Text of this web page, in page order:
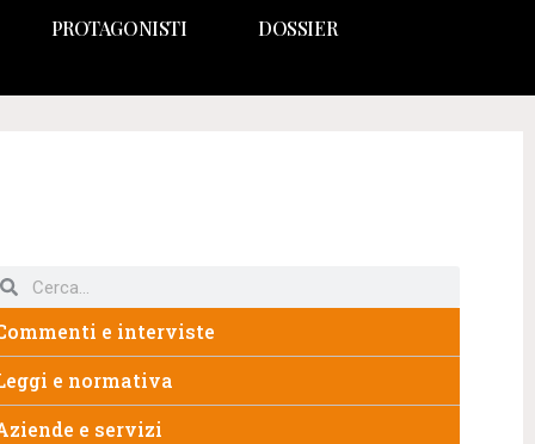
PROTAGONISTI DOSSIER
e interviste
e normativa
e servizi